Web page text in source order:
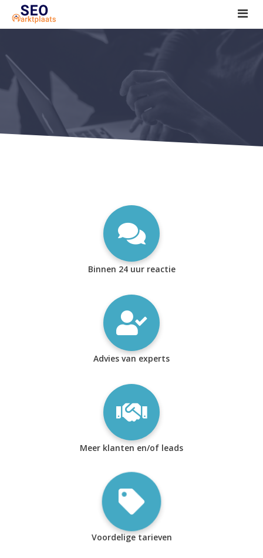
SEO tools reviews
Marketeer bij jou in de buurt?
Offerte
1. Seo voor beginners +
2. Onderzoeken +
Binnen 24 uur reactie
Advies van experts
Meer klanten en/of leads
Voordelige tarieven